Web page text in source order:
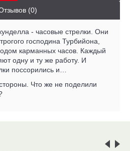
(0)
- часовые стрелки. Они
господина Турбийона,
карманных часов. Каждый
одну и ту же работу. И
поссорились и…
Что же не поделили